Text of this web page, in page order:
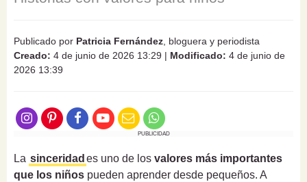
Publicado por Patricia Fernández , bloguera y periodista
Creado: 4 de junio de 2026 13:29 | Modificado: 4 de junio de
2026 13:39
PUBLICIDAD
La sinceridad es uno de los valores más importantes
que los niños pueden aprender desde pequeños. A